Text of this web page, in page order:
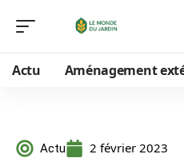
Actu Aménagement
Actu 2 février 2023